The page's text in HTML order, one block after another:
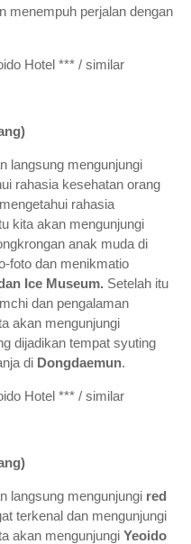
menempuh perjalan dengan
Hotel *** / similar
)
langsung mengunjungi
rahasia kesehatan orang
rahasia
kita akan mengunjungi
anak muda di
foto dan menikmatio
Ice Museum. Setelah itu
dan pengalaman
akan mengunjungi
dijadikan tempat syuting
di Dongdaemun.
Hotel *** / similar
)
langsung mengunjungi red
terkenal dan mengunjungi
akan mengunjungi Yeoido